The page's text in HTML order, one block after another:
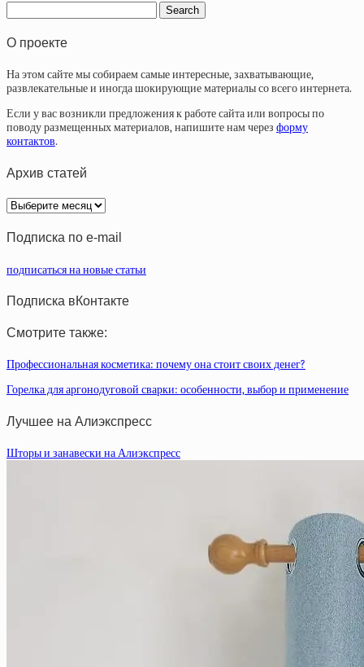
О проекте
На этом сайте мы собираем самые интересные, захватывающие,
развлекательные и иногда шокирующие материалы со всего интернета.
Если у вас возникли предложения к работе сайта или вопросы по
поводу размещенных материалов, напишите нам через форму
контактов.
Архив статей
Архив
статей
Подписка по e-mail
подписаться на новые статьи
Подписка вКонтакте
Смотрите также:
Профессиональная косметика: почему она стоит своих денег?
Горелка для аргонодуговой сварки: особенности, выбор и применение
Лучшее на Алиэкспресс
Шторы и занавески на Алиэкспресс